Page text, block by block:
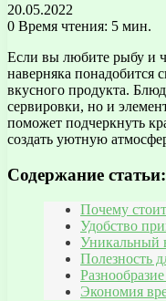
20.05.2022
0 Время чтения: 5 мин.
Если вы любите рыбу и
наверняка понадобится
вкусного продукта.
сервировки, но и
поможет подчеркнуть
создать уютную
Содержание статьи:
Почему
Удобство
Уникальный
Полезность
Экономия